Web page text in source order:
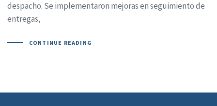
despacho. Se implementaron mejoras en seguimiento de
entregas,
CONTINUE READING